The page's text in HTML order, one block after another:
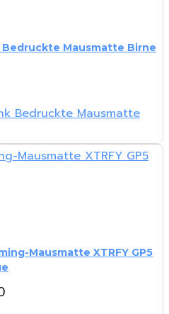
Mausmatte Birne
Mausmatte XTRFY GP5